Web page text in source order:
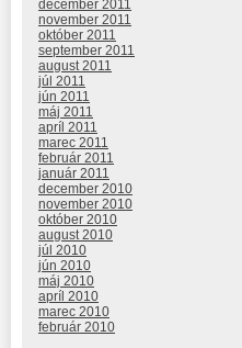
december 2011
november 2011
október 2011
september 2011
august 2011
júl 2011
jún 2011
máj 2011
apríl 2011
marec 2011
február 2011
január 2011
december 2010
november 2010
október 2010
august 2010
júl 2010
jún 2010
máj 2010
apríl 2010
marec 2010
február 2010